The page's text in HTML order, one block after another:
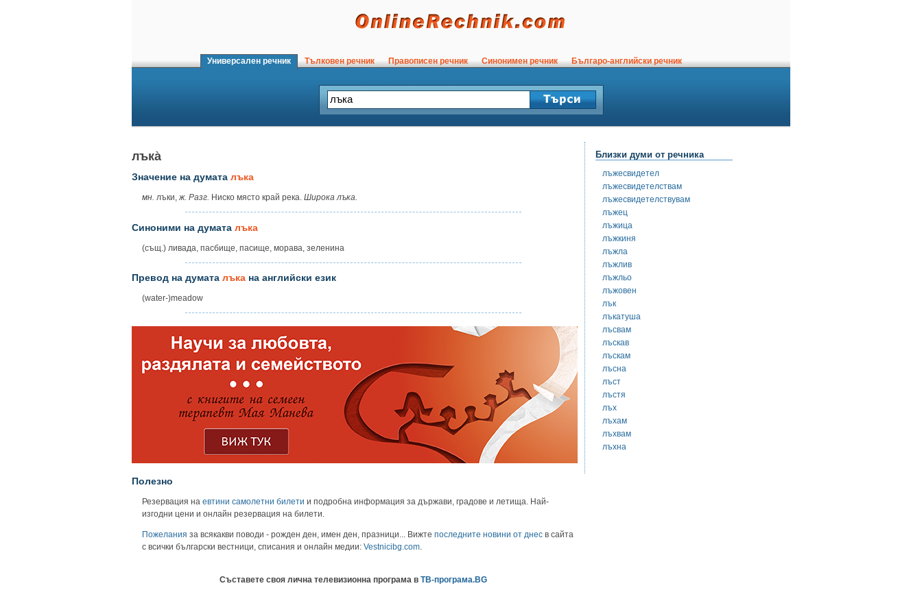
Универсален речник Тълковен речник Правописен речник Синонимен речник Българо-английски речник
лъка̀
Значение на думата лъка
мн. лъки,ж. Разг. Ниско място край река. Широка лъка.
Синоними на думата лъка
(същ.) ливада, пасбище, пасище, морава, зеленина
Превод на думата лъка на английски език
(water-)meadow
Полезно
Резервация на евтини самолетни билети и подробна информация за държави, градове и летища. Най-
изгодни цени и онлайн резервация на билети.
Пожелания за всякакви поводи - рожден ден, имен ден, празници... Вижте последните новини от днес в сайта
с всички български вестници, списания и онлайн медии: Vestnicibg.com.
Съставете своя лична телевизионна програма в ТВ-програма.BG
Близки думи от речника
лъжесвидетел
лъжесвидетелствам
лъжесвидетелствувам
лъжец
лъжица
лъжкиня
лъжла
лъжлив
лъжльо
лъжовен
лък
лъкатуша
лъсвам
лъскав
лъскам
лъсна
лъст
лъстя
лъх
лъхам
лъхвам
лъхна